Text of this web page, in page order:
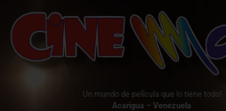
Un mundo de película que lo tiene todo!
Acarigua – Venezuela